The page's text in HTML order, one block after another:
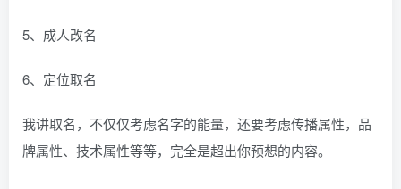
5、成人改名
6、定位取名
我讲取名，不仅仅考虑名字的能量，还要考虑传播属性，品
牌属性、技术属性等等，完全是超出你预想的内容。